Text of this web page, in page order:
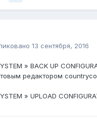
13 сентября, 2016
» BACK UP
редактором
» UPLOAD